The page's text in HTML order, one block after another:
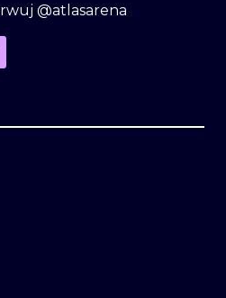
@atlasarena